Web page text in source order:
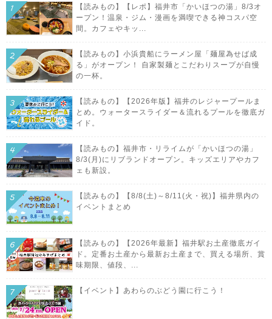
【読みもの】【レポ】福井市「かいほつの湯」8/3オ
ープン！温泉・ジム・漫画を満喫できる神コスパ空
間。カフェやキッ...
【読みもの】小浜貴船にラーメン屋「麺屋為せば成
る」がオープン！ 自家製麺とこだわりスープが自慢
の一杯。
【読みもの】【2026年版】福井のレジャープールま
とめ。ウォータースライダー＆流れるプールを徹底ガ
イド。
【読みもの】福井市・リライムが「かいほつの湯」
8/3(月)にリブランドオープン。キッズエリアやカフ
ェも新設。
【読みもの】【8/8(土)～8/11(火・祝)】福井県内の
イベントまとめ
【読みもの】【2026年最新】福井駅お土産徹底ガイ
ド。定番お土産から最新お土産まで、買える場所、賞
味期限、値段、...
【イベント】あわらのぶどう園に行こう！